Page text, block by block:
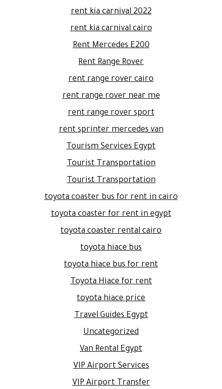
rent kia carnival 2022
rent kia carnival cairo
Rent Mercedes E200
Rent Range Rover
rent range rover cairo
rent range rover near me
rent range rover sport
rent sprinter mercedes van
Tourism Services Egypt
Tourist Transportation
Tourist Transportation
toyota coaster bus for rent in cairo
toyota coaster for rent in egypt
toyota coaster rental cairo
toyota hiace bus
toyota hiace bus for rent
Toyota Hiace for rent
toyota hiace price
Travel Guides Egypt
Uncategorized
Van Rental Egypt
VIP Airport Services
VIP Airport Transfer